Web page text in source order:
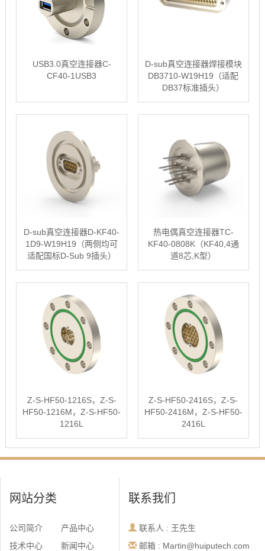
USB3.0真空连接器C-
CF40-1USB3
D-sub真空连接器焊接模块
DB3710-W19H19（适配
DB37标准插头）
D-sub真空连接器D-KF40-
1D9-W19H19（两侧均可
适配国标D-Sub 9插头）
热电偶真空连接器TC-
KF40-0808K（KF40,4通
道8芯,K型）
Z-S-HF50-1216S，Z-S-
HF50-1216M，Z-S-HF50-
1216L
Z-S-HF50-2416S，Z-S-
HF50-2416M，Z-S-HF50-
2416L
网站分类
公司简介
产品中心
技术中心
新闻中心
联系我们
联系人 : 王先生
邮箱 : Martin@huiputech.com